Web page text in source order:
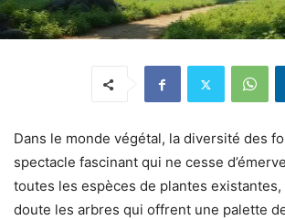
Dans le monde végétal, la diversité des
spectacle fascinant qui ne cesse
toutes les espèces de plantes existantes,
doute les arbres qui offrent une palette